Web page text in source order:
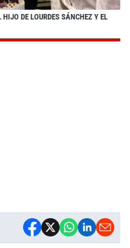
DE LOURDES SÁNCHEZ Y EL